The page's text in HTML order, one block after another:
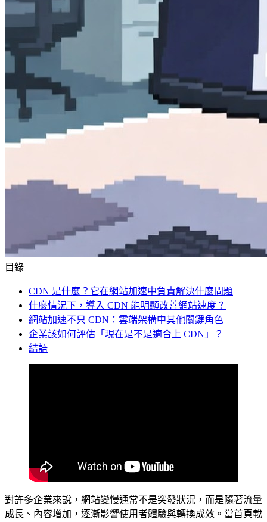
目錄
CDN 是什麼？它在網站加速中負責解決什麼問題
什麼情況下，導入 CDN 能明顯改善網站速度？
網站加速不只 CDN：雲端架構中其他關鍵角色
企業該如何評估「現在是不是適合上 CDN」？
結語
對許多企業來說，網站變慢通常不是突發狀況，而是隨著流量
成長、內容增加，逐漸影響使用者體驗與轉換成效。當首頁載